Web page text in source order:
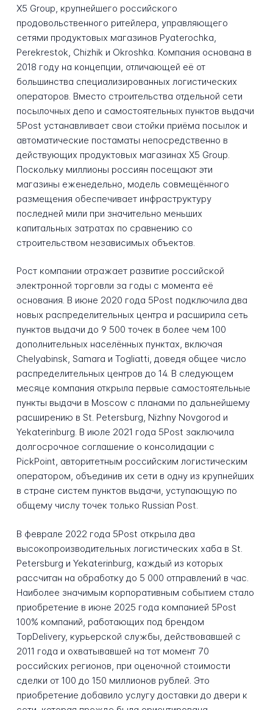
X5 Group, крупнейшего российского
продовольственного ритейлера, управляющего
сетями продуктовых магазинов Pyaterochka,
Perekrestok, Chizhik и Okroshka. Компания основана в
2018 году на концепции, отличающей её от
большинства специализированных логистических
операторов. Вместо строительства отдельной сети
посылочных депо и самостоятельных пунктов выдачи
5Post устанавливает свои стойки приёма посылок и
автоматические постаматы непосредственно в
действующих продуктовых магазинах X5 Group.
Поскольку миллионы россиян посещают эти
магазины еженедельно, модель совмещённого
размещения обеспечивает инфраструктуру
последней мили при значительно меньших
капитальных затратах по сравнению со
строительством независимых объектов.
Рост компании отражает развитие российской
электронной торговли за годы с момента её
основания. В июне 2020 года 5Post подключила два
новых распределительных центра и расширила сеть
пунктов выдачи до 9 500 точек в более чем 100
дополнительных населённых пунктах, включая
Chelyabinsk, Samara и Togliatti, доведя общее число
распределительных центров до 14. В следующем
месяце компания открыла первые самостоятельные
пункты выдачи в Moscow с планами по дальнейшему
расширению в St. Petersburg, Nizhny Novgorod и
Yekaterinburg. В июле 2021 года 5Post заключила
долгосрочное соглашение о консолидации с
PickPoint, авторитетным российским логистическим
оператором, объединив их сети в одну из крупнейших
в стране систем пунктов выдачи, уступающую по
общему числу точек только Russian Post.
В феврале 2022 года 5Post открыла два
высокопроизводительных логистических хаба в St.
Petersburg и Yekaterinburg, каждый из которых
рассчитан на обработку до 5 000 отправлений в час.
Наиболее значимым корпоративным событием стало
приобретение в июне 2025 года компанией 5Post
100% компаний, работающих под брендом
TopDelivery, курьерской службы, действовавшей с
2011 года и охватывавшей на тот момент 70
российских регионов, при оценочной стоимости
сделки от 100 до 150 миллионов рублей. Это
приобретение добавило услугу доставки до двери к